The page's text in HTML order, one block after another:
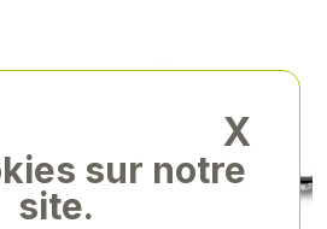
X
sur notre
site.